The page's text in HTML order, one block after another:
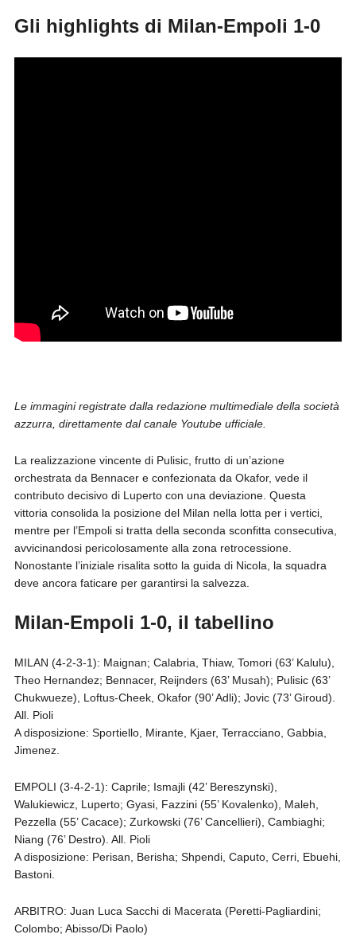
Gli highlights di Milan-Empoli 1-0
Le immagini registrate dalla redazione multimediale della società
azzurra, direttamente dal canale Youtube ufficiale.
La realizzazione vincente di Pulisic, frutto di un’azione
orchestrata da Bennacer e confezionata da Okafor, vede il
contributo decisivo di Luperto con una deviazione. Questa
vittoria consolida la posizione del Milan nella lotta per i vertici,
mentre per l’Empoli si tratta della seconda sconfitta consecutiva,
avvicinandosi pericolosamente alla zona retrocessione.
Nonostante l’iniziale risalita sotto la guida di Nicola, la squadra
deve ancora faticare per garantirsi la salvezza.
Milan-Empoli 1-0, il tabellino
MILAN (4-2-3-1): Maignan; Calabria, Thiaw, Tomori (63’ Kalulu),
Theo Hernandez; Bennacer, Reijnders (63’ Musah); Pulisic (63’
Chukwueze), Loftus-Cheek, Okafor (90’ Adli); Jovic (73’ Giroud).
All. Pioli
A disposizione: Sportiello, Mirante, Kjaer, Terracciano, Gabbia,
Jimenez.
EMPOLI (3-4-2-1): Caprile; Ismajli (42’ Bereszynski),
Walukiewicz, Luperto; Gyasi, Fazzini (55’ Kovalenko), Maleh,
Pezzella (55’ Cacace); Zurkowski (76’ Cancellieri), Cambiaghi;
Niang (76’ Destro). All. Pioli
A disposizione: Perisan, Berisha; Shpendi, Caputo, Cerri, Ebuehi,
Bastoni.
ARBITRO: Juan Luca Sacchi di Macerata (Peretti-Pagliardini;
Colombo; Abisso/Di Paolo)